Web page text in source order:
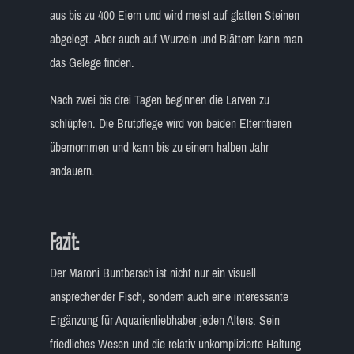
aus bis zu 400 Eiern und wird meist auf glatten Steinen
abgelegt. Aber auch auf Wurzeln und Blättern kann man
das Gelege finden.
Nach zwei bis drei Tagen beginnen die Larven zu
schlüpfen. Die Brutpflege wird von beiden Elterntieren
übernommen und kann bis zu einem halben Jahr
andauern.
Fazit:
Der Maroni Buntbarsch ist nicht nur ein visuell
ansprechender Fisch, sondern auch eine interessante
Ergänzung für Aquarienliebhaber jeden Alters. Sein
friedliches Wesen und die relativ unkomplizierte Haltung